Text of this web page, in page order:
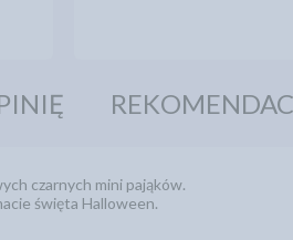
czarnych mini pająków.
święta Halloween.